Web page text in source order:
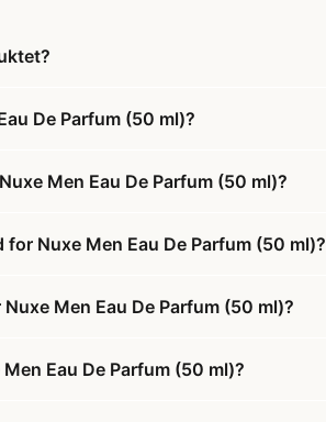
De Parfum (50 ml)?
Men Eau De Parfum (50 ml)?
for Nuxe Men Eau De Parfum (50 ml)?
Men Eau De Parfum (50 ml)?
Eau De Parfum (50 ml)?